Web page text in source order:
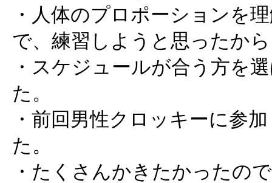
・人体のプロポーションを
で、練習しようと思ったか
・スケジュールが合う方を
た。
・前回男性クロッキーに参
た。
・たくさんかきたかったの